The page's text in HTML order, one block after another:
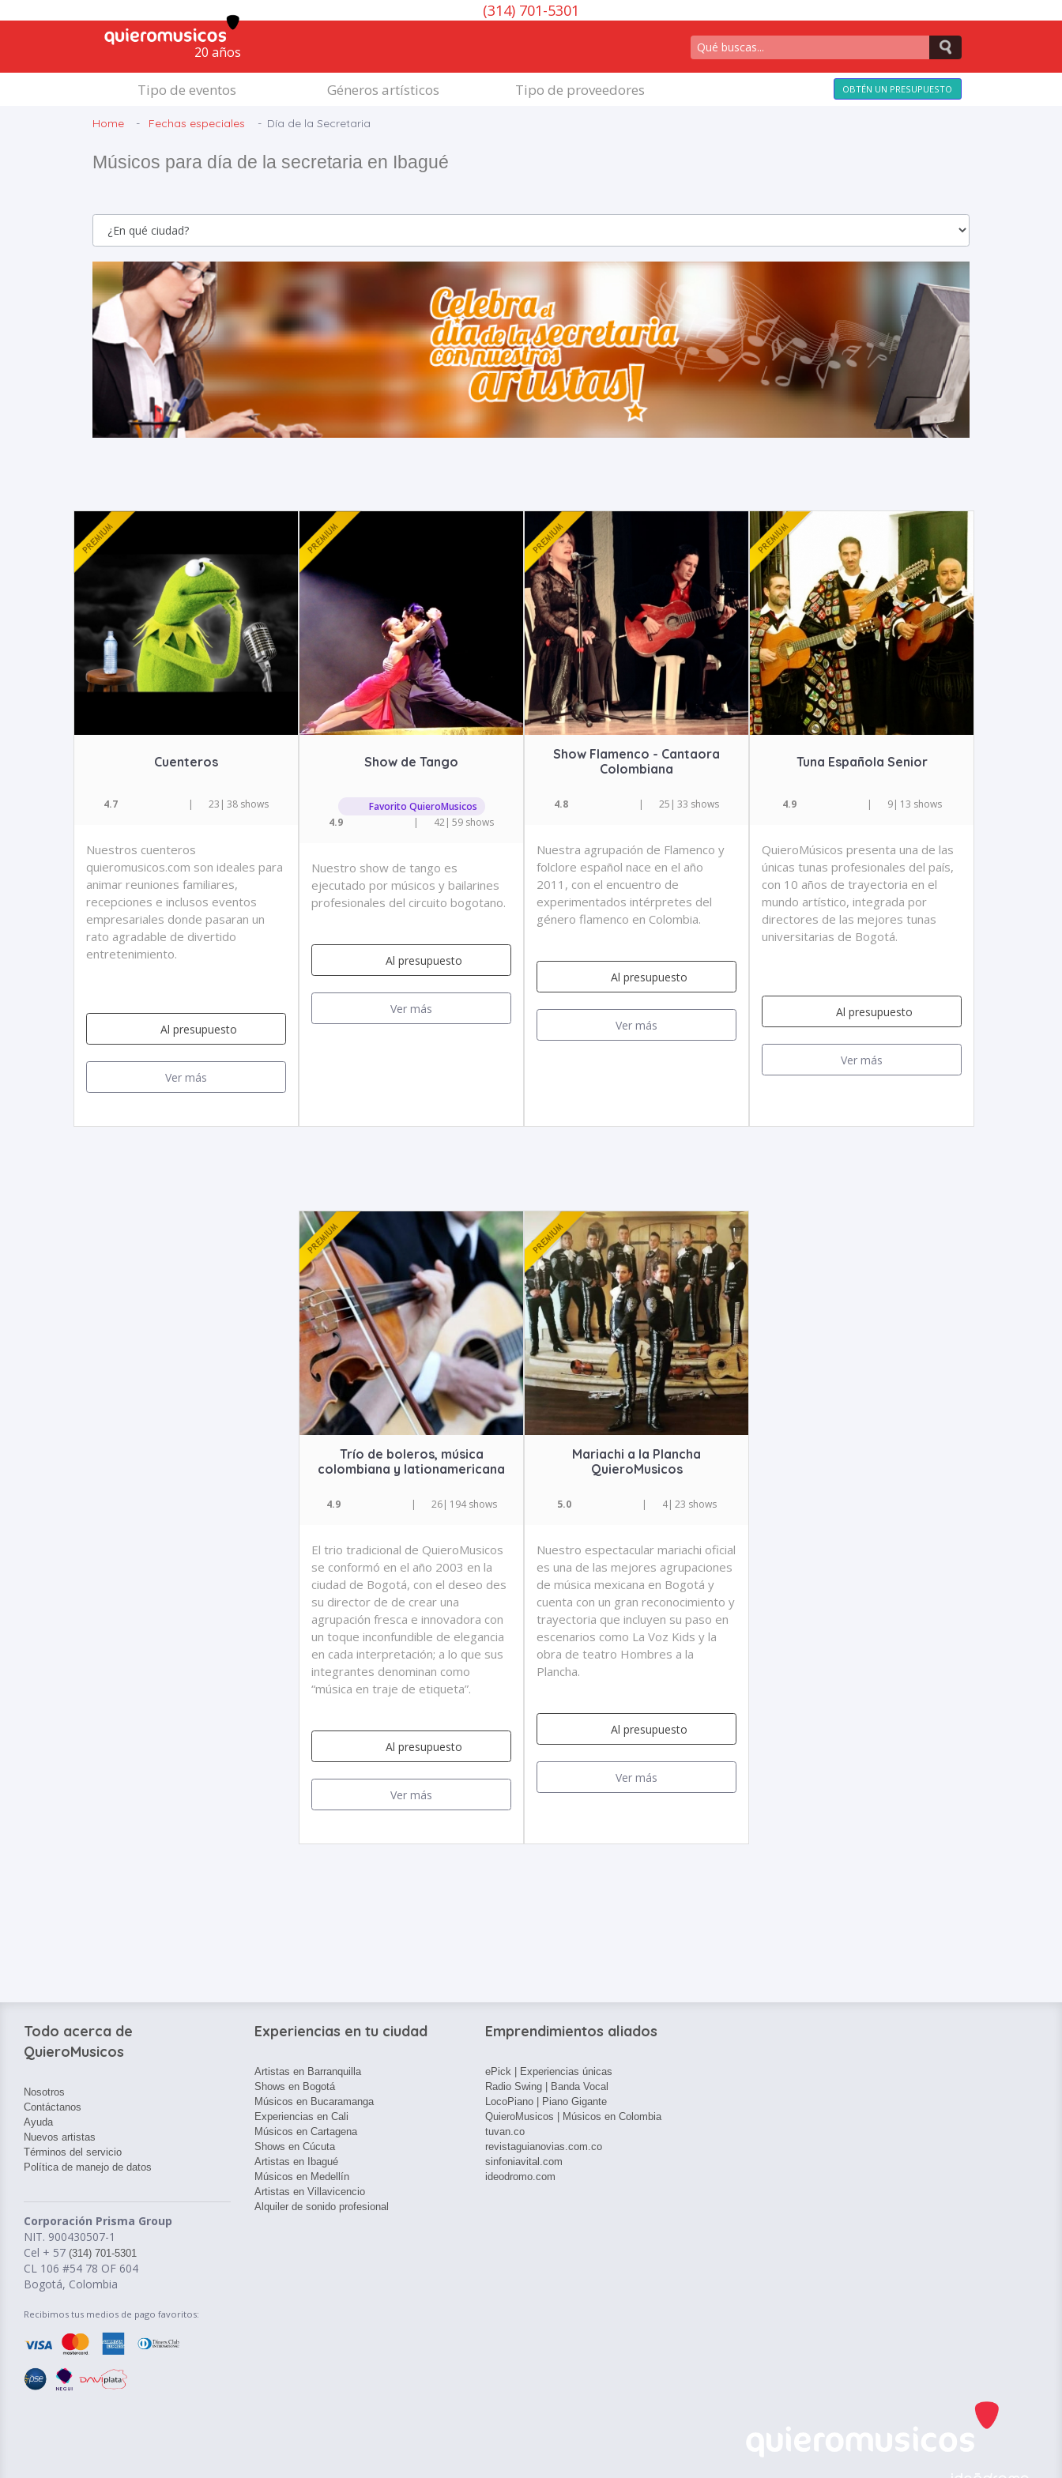
(314) 701-5301
20 años
Tipo de eventos Géneros artísticos Tipo de proveedores OBTÉN UN PRESUPUESTO
Home Fechas especiales Día de la Secretaria
Músicos para día de la secretaria en Ibagué
Cuenteros
4.7 | 23 | 38 shows
Nuestros cuenteros
quieromusicos.com son ideales para
animar reuniones familiares,
recepciones e inclusos eventos
empresariales donde pasaran un
rato agradable de divertido
entretenimiento.
Al presupuesto
Ver más
Show de Tango
Favorito QuieroMusicos
4.9
| 42| 59 shows
Nuestro show de tango es
ejecutado por músicos y bailarines
profesionales del circuito bogotano.
Al presupuesto
Ver más
Show Flamenco - Cantaora
Colombiana
4.8 | 25 | 33 shows
Nuestra agrupación de Flamenco y
folclore español nace en el año
2011, con el encuentro de
experimentados intérpretes del
género flamenco en Colombia.
Al presupuesto
Ver más
Tuna Española Senior
4.9 | 9| 13 shows
QuieroMúsicos presenta una de las
únicas tunas profesionales del país,
con 10 años de trayectoria en el
mundo artístico, integrada por
directores de las mejores tunas
universitarias de Bogotá.
Al presupuesto
Ver más
Trío de boleros, música
colombiana y lationamericana
4.9 | 26| 194 shows
El trio tradicional de QuieroMusicos
se conformó en el año 2003 en la
ciudad de Bogotá, con el deseo des
su director de de crear una
agrupación fresca e innovadora con
un toque inconfundible de elegancia
en cada interpretación; a lo que sus
integrantes denominan como
“música en traje de etiqueta”.
Al presupuesto
Ver más
Mariachi a la Plancha
QuieroMusicos
5.0 | 4| 23 shows
Nuestro espectacular mariachi oficial
es una de las mejores agrupaciones
de música mexicana en Bogotá y
cuenta con un gran reconocimiento y
trayectoria que incluyen su paso en
escenarios como La Voz Kids y la
obra de teatro Hombres a la
Plancha.
Al presupuesto
Ver más
Todo acerca de
QuieroMusicos
Nosotros
Contáctanos
Ayuda
Nuevos artistas
Términos del servicio
Política de manejo de datos
Corporación Prisma Group
NIT. 900430507-1
Cel + 57 (314) 701-5301
CL 106 #54 78 OF 604
Bogotá, Colombia
Recibimos tus medios de pago favoritos:
Experiencias en tu ciudad
Artistas en Barranquilla
Shows en Bogotá
Músicos en Bucaramanga
Experiencias en Cali
Músicos en Cartagena
Shows en Cúcuta
Artistas en Ibagué
Músicos en Medellín
Artistas en Villavicencio
Alquiler de sonido profesional
Emprendimientos aliados
ePick | Experiencias únicas
Radio Swing | Banda Vocal
LocoPiano | Piano Gigante
QuieroMusicos | Músicos en Colombia
tuvan.co
revistaguianovias.com.co
sinfoniavital.com
ideodromo.com